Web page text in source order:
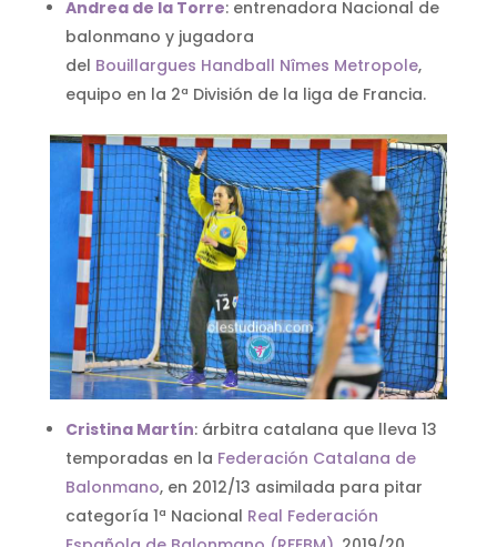
Andrea de la Torre: entrenadora Nacional de
balonmano y jugadora
del Bouillargues Handball Nîmes Metropole,
equipo en la 2ª División de la liga de Francia.
Cristina Martín: árbitra catalana que lleva 13
temporadas en la Federación Catalana de
Balonmano, en 2012/13 asimilada para pitar
categoría 1ª Nacional Real Federación